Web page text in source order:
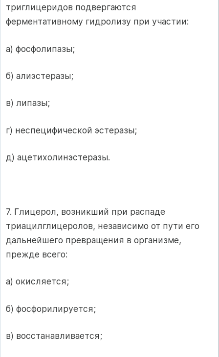
триглицеридов подвергаются
ферментативному гидролизу при участии:
а) фосфолипазы;
б) алиэстеразы;
в) липазы;
г) неспецифической эстеразы;
д) ацетихолинэстеразы.
7. Глицерол, возникший при распаде
триацилглицеролов, независимо от пути его
дальнейшего превращения в организме,
прежде всего:
а) окисляется;
б) фосфорилируется;
в) восстанавливается;